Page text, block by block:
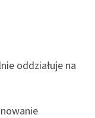
oddziałuje na